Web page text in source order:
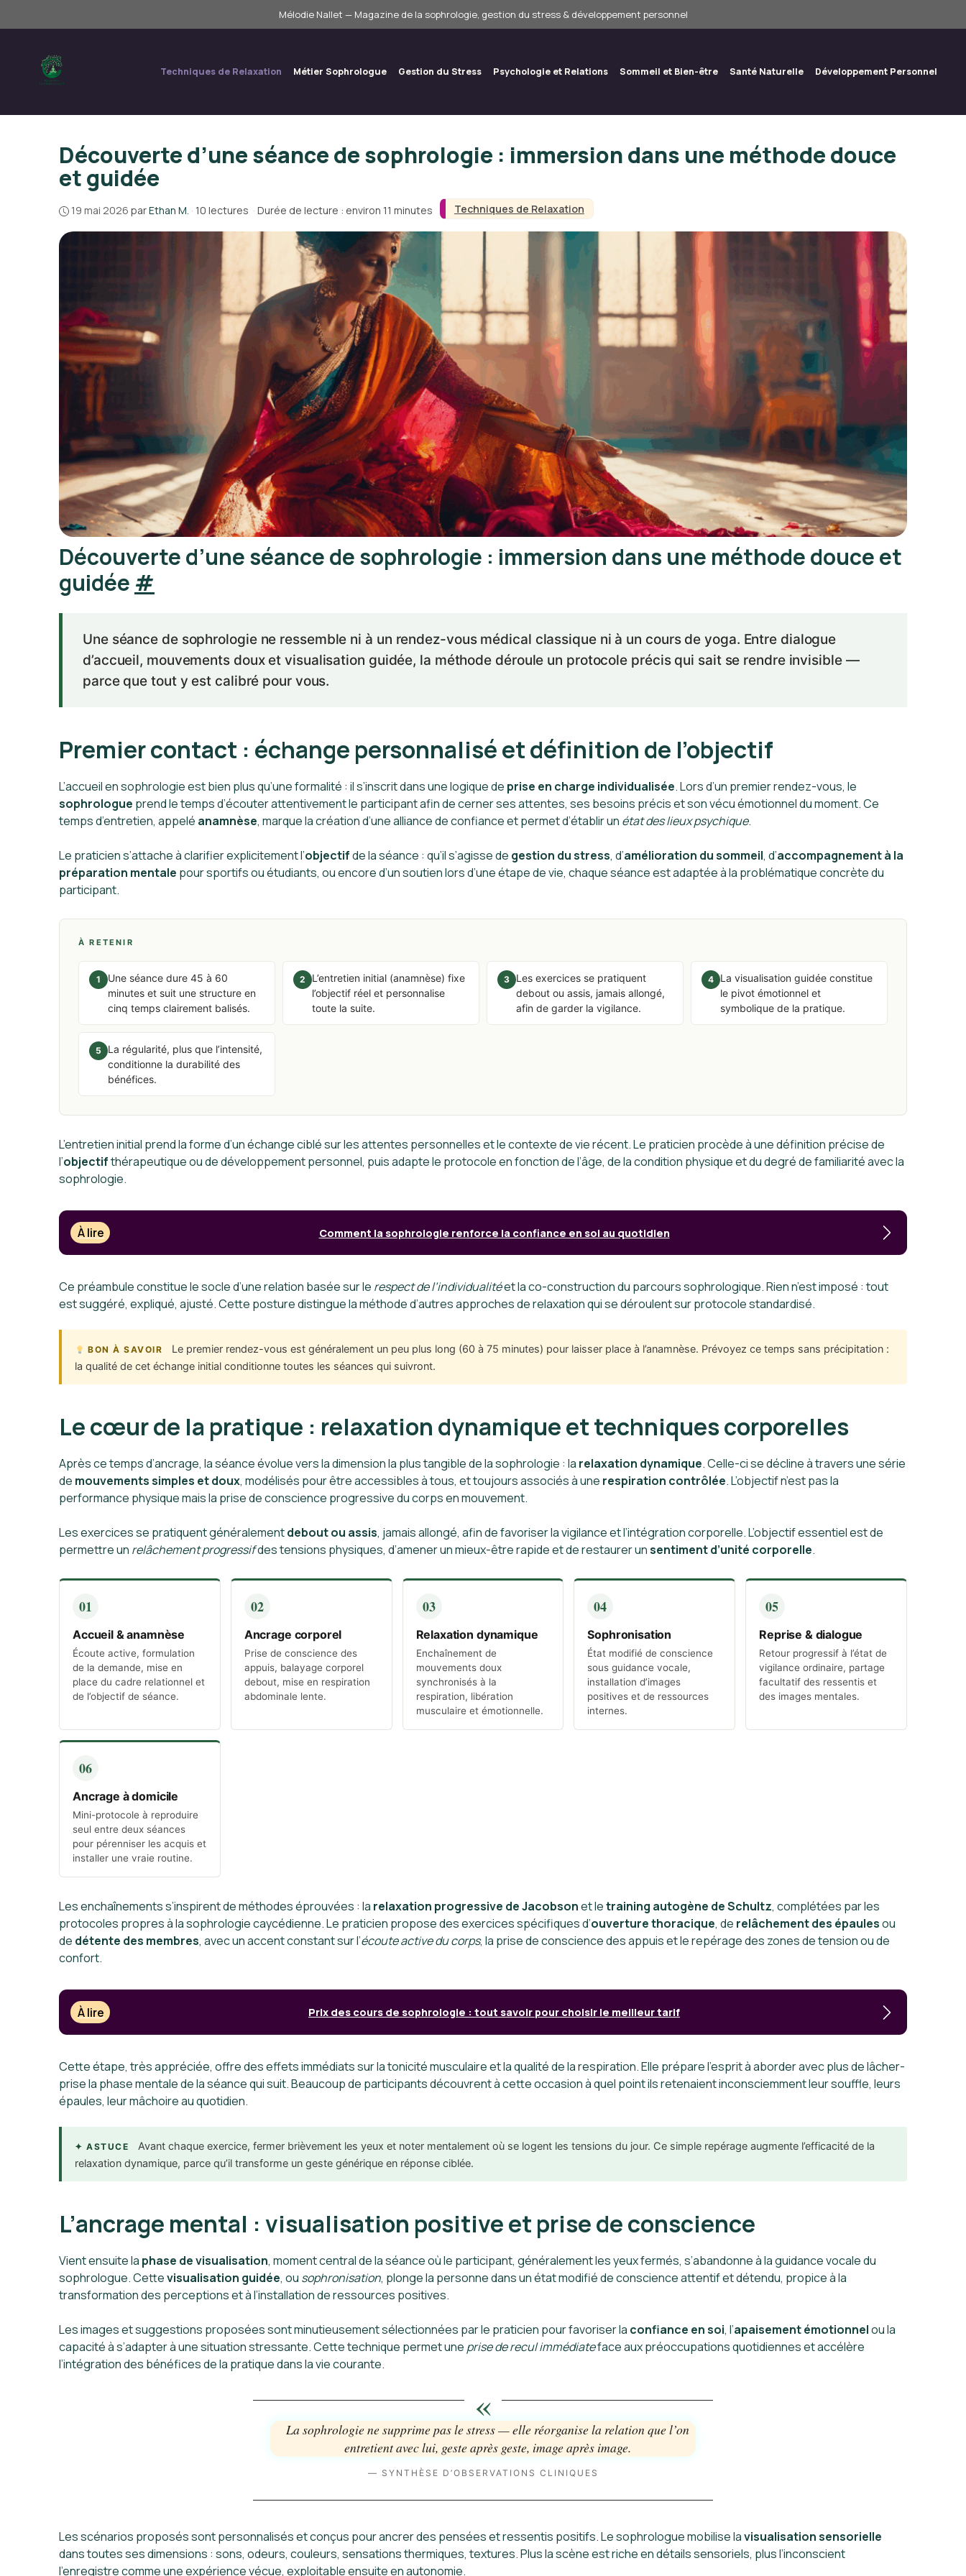
au
Mélodie Nallet — Magazine de la sophrologie, gestion du stress & développement personnel
Techniques de Relaxation Métier Sophrologue Gestion du Stress Psychologie et Relations Sommeil et Bien-être Santé Naturelle Développement Personnel
Techniques de Relaxation
Découverte d’une séance de sophrologie : immersion dans une méthode douce
et guidée
19 mai 2026 parEthan M. · 10 lectures · Durée de lecture : environ 11 minutes
Découverte d’une séance de sophrologie : immersion dans une méthode douce et
guidée #
Une séance de sophrologie ne ressemble ni à un rendez-vous médical classique ni à un cours de yoga. Entre dialogue
d’accueil, mouvements doux et visualisation guidée, la méthode déroule un protocole précis qui sait se rendre invisible —
parce que tout y est calibré pour vous.
Premier contact : échange personnalisé et définition de l’objectif
L’accueil en sophrologie est bien plus qu’une formalité : il s’inscrit dans une logique de prise en charge individualisée. Lors d’un premier rendez-vous, le
sophrologue prend le temps d’écouter attentivement le participant afin de cerner ses attentes, ses besoins précis et son vécu émotionnel du moment. Ce
temps d’entretien, appelé anamnèse, marque la création d’une alliance de confiance et permet d’établir un état des lieux psychique.
Le praticien s’attache à clarifier explicitement l’objectifde la séance : qu’il s’agisse de gestion du stress, d’amélioration du sommeil, d’accompagnement à la
préparation mentale pour sportifs ou étudiants, ou encore d’un soutien lors d’une étape de vie, chaque séance est adaptée à la problématique concrète du
participant.
À RETENIR
1
Une séance dure 45 à 60
minutes et suit une structure en
cinq temps clairement balisés.
2
L’entretien initial (anamnèse) fixe
l’objectif réel et personnalise
toute la suite.
3
Les exercices se pratiquent
debout ou assis, jamais allongé,
afin de garder la vigilance.
4
La visualisation guidée constitue
le pivot émotionnel et
symbolique de la pratique.
5
La régularité, plus que l’intensité,
conditionne la durabilité des
bénéfices.
L’entretien initial prend la forme d’un échange ciblé sur les attentes personnelles et le contexte de vie récent. Le praticien procède à une définition précise de
l’objectifthérapeutique ou de développement personnel, puis adapte le protocole en fonction de l’âge, de la condition physique et du degré de familiarité avec la
sophrologie.
À lire Comment la sophrologie renforce la confiance en soi au quotidien
Ce préambule constitue le socle d’une relation basée sur le respect de l’individualitéet la co-construction du parcours sophrologique. Rien n’est imposé : tout
est suggéré, expliqué, ajusté. Cette posture distingue la méthode d’autres approches de relaxation qui se déroulent sur protocole standardisé.
BON À SAVOIR
Le premier rendez-vous est généralement un peu plus long (60 à 75 minutes) pour laisser place à l’anamnèse. Prévoyez ce temps sans précipitation :
la qualité de cet échange initial conditionne toutes les séances qui suivront.
Le cœur de la pratique : relaxation dynamique et techniques corporelles
Après ce temps d’ancrage, la séance évolue vers la dimension la plus tangible de la sophrologie : la relaxation dynamique. Celle-ci se décline à travers une série
de mouvements simples et doux, modélisés pour être accessibles à tous, et toujours associés à une respiration contrôlée. L’objectif n’est pas la
performance physique mais la prise de conscience progressive du corps en mouvement.
Les exercices se pratiquent généralementdebout ou assis, jamais allongé, afin de favoriser la vigilance et l’intégration corporelle. L’objectif essentiel est de
permettre un relâchement progressifdes tensions physiques, d’amener un mieux-être rapide et de restaurer unsentiment d’unité corporelle.
01
Accueil & anamnèse
Écoute active, formulation
de la demande, mise en
place du cadre relationnel et
de l’objectif de séance.
02
Ancrage corporel
Prise de conscience des
appuis, balayage corporel
debout, mise en respiration
abdominale lente.
03
Relaxation dynamique
Enchaînement de
mouvements doux
synchronisés à la
respiration, libération
musculaire et émotionnelle.
04
Sophronisation
État modifié de conscience
sous guidance vocale,
installation d’images
positives et de ressources
internes.
05
Reprise & dialogue
Retour progressif à l’état de
vigilance ordinaire, partage
facultatif des ressentis et
des images mentales.
06
Ancrage à domicile
Mini-protocole à reproduire
seul entre deux séances
pour pérenniser les acquis et
installer une vraie routine.
Les enchaînements s’inspirent de méthodes éprouvées : la relaxation progressive de Jacobsonet letraining autogène de Schultz, complétées par les
protocoles propres à la sophrologie caycédienne. Le praticien propose des exercices spécifiques d’ouverture thoracique, de relâchement des épaulesou
de détente des membres, avec un accent constant sur l’écoute active du corps, la prise de conscience des appuis et le repérage des zones de tension ou de
confort.
À lire Prix des cours de sophrologie : tout savoir pour choisir le meilleur tarif
Cette étape, très appréciée, offre des effets immédiats sur la tonicité musculaire et la qualité de la respiration. Elle prépare l’esprit à aborder avec plus de lâcher-
prise la phase mentale de la séance qui suit. Beaucoup de participants découvrent à cette occasion à quel point ils retenaient inconsciemment leur souffle, leurs
épaules, leur mâchoire au quotidien.
✦ ASTUCE
Avant chaque exercice, fermer brièvement les yeux et noter mentalement où se logent les tensions du jour. Ce simple repérage augmente l’efficacité de la
relaxation dynamique, parce qu’il transforme un geste générique en réponse ciblée.
L’ancrage mental : visualisation positive et prise de conscience
Vient ensuite la phase de visualisation, moment central de la séance où le participant, généralement les yeux fermés, s’abandonne à la guidance vocale du
sophrologue. Cettevisualisation guidée, ou sophronisation, plonge la personne dans un état modifié de conscience attentif et détendu, propice à la
transformation des perceptions et à l’installation de ressources positives.
Les images et suggestions proposées sont minutieusement sélectionnées par le praticien pour favoriser la confiance en soi, l’apaisement émotionnelou la
capacité à s’adapter à une situation stressante. Cette technique permet une prise de recul immédiateface aux préoccupations quotidiennes et accélère
l’intégration des bénéfices de la pratique dans la vie courante.
«
La sophrologie ne supprime pas le stress — elle réorganise la relation que l’on
entretient avec lui, geste après geste, image après image.
— SYNTHÈSE D’OBSERVATIONS CLINIQUES
Les scénarios proposés sont personnalisés et conçus pour ancrer des pensées et ressentis positifs. Le sophrologue mobilise lavisualisation sensorielle
dans toutes ses dimensions : sons, odeurs, couleurs, sensations thermiques, textures. Plus la scène est riche en détails sensoriels, plus l’inconscient
l’enregistre comme une expérience vécue, exploitable ensuite en autonomie.